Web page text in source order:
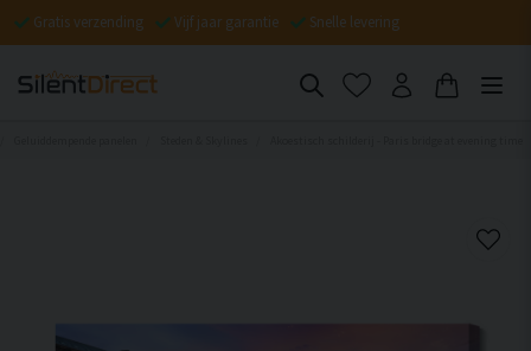
Gratis verzending Vijf jaar garantie Snelle levering